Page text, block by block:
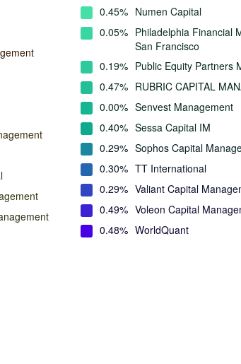
0.45% Numen Capital
0.05% Philadelphia Financial
San Francisco
0.19% Public Equity Partners
0.47% RUBRIC CAPITAL
0.00% Senvest Management
0.40% Sessa Capital IM
0.29% Sophos Capital
0.30% TT International
0.29% Valiant Capital
0.49% Voleon Capital
0.48% WorldQuant